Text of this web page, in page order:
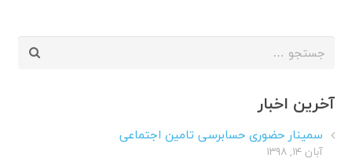
جستجو
آخرین اخبار
سمینار حضوری حسابرسی تامین اجتماعی
آبان ۱۴, ۱۳۹۸